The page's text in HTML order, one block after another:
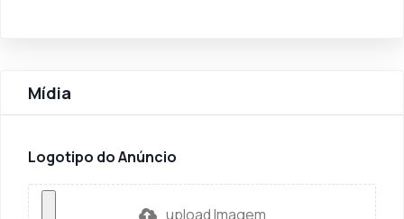
Mídia
Logotipo do Anúncio
upload Imagem